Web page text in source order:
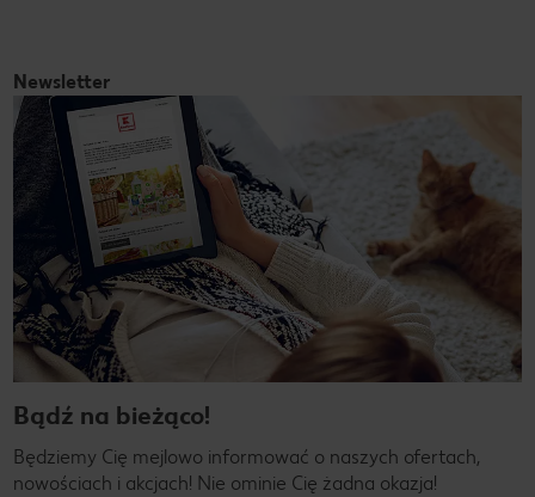
Newsletter
Bądź na bieżąco!
Będziemy Cię mejlowo informować o naszych ofertach,
nowościach i akcjach! Nie ominie Cię żadna okazja!